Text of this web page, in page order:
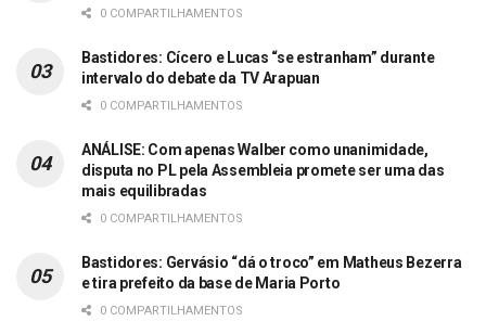
0 COMPARTILHAMENTOS
Bastidores: Cícero e Lucas “se estranham” durante
intervalo do debate da TV Arapuan
0 COMPARTILHAMENTOS
ANÁLISE: Com apenas Walber como unanimidade,
disputa no PL pela Assembleia promete ser uma das
mais equilibradas
0 COMPARTILHAMENTOS
Bastidores: Gervásio “dá o troco” em Matheus Bezerra
e tira prefeito da base de Maria Porto
0 COMPARTILHAMENTOS